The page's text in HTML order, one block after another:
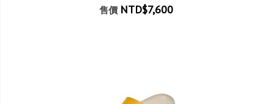
售價 NTD$7,600